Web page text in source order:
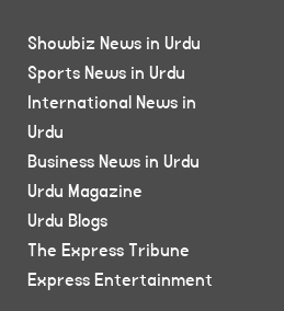
Showbiz News in Urdu
Sports News in Urdu
International News in
Urdu
Business News in Urdu
Urdu Magazine
Urdu Blogs
The Express Tribune
Express Entertainment